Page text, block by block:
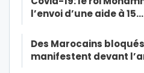
l’envoi d’une aide à 15…
Des Marocains
manifestent devant